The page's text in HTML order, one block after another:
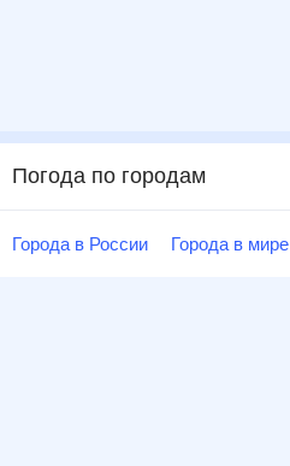
Погода по городам
Города в России Города в мире